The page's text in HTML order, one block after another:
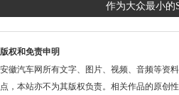
作为大众最小的
版权和免责申明
安徽汽车网所有文字、图片、视频、音频等资
点，本站亦不为其版权负责。相关作品的原创